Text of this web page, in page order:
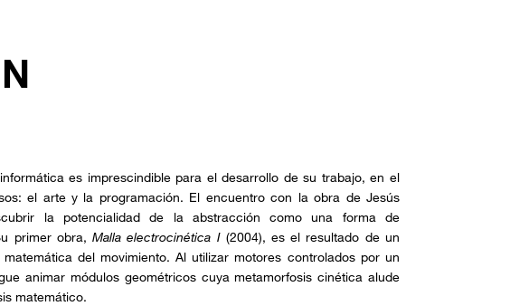
es imprescindible para el desarrollo de su trabajo, en el
el arte y la programación. El encuentro con la obra de Jesús
la potencialidad de la abstracción como una forma de
primer obra,Malla electrocinética I (2004), es el resultado de un
del movimiento. Al utilizar motores controlados por un
animar módulos geométricos cuya metamorfosis cinética alude
matemático.